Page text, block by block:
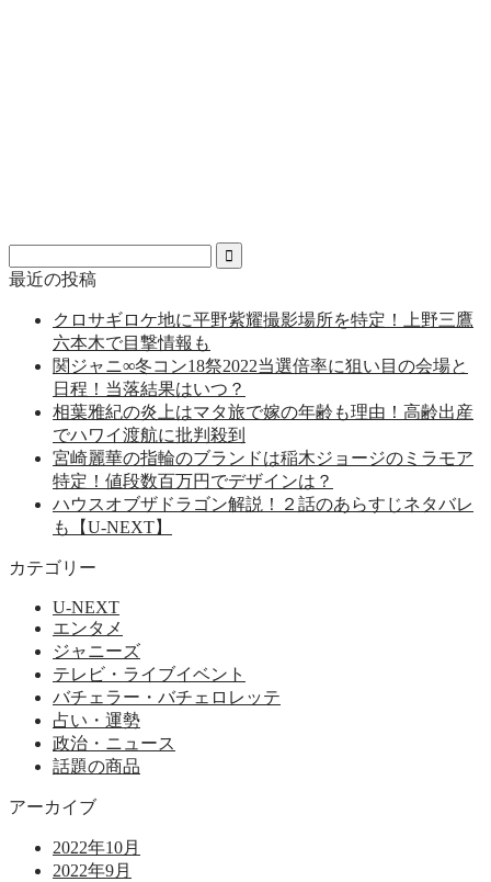
最近の投稿
クロサギロケ地に平野紫耀撮影場所を特定！上野三鷹
六本木で目撃情報も
関ジャニ∞冬コン18祭2022当選倍率に狙い目の会場と
日程！当落結果はいつ？
相葉雅紀の炎上はマタ旅で嫁の年齢も理由！高齢出産
でハワイ渡航に批判殺到
宮崎麗華の指輪のブランドは稲木ジョージのミラモア
特定！値段数百万円でデザインは？
ハウスオブザドラゴン解説！２話のあらすじネタバレ
も【U-NEXT】
カテゴリー
U-NEXT
エンタメ
ジャニーズ
テレビ・ライブイベント
バチェラー・バチェロレッテ
占い・運勢
政治・ニュース
話題の商品
アーカイブ
2022年10月
2022年9月